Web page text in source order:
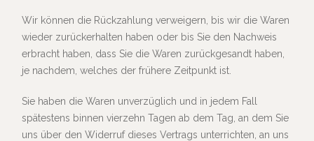
Wir können die Rückzahlung verweigern, bis wir die Waren
wieder zurückerhalten haben oder bis Sie den Nachweis
erbracht haben, dass Sie die Waren zurückgesandt haben,
je nachdem, welches der frühere Zeitpunkt ist.
Sie haben die Waren unverzüglich und in jedem Fall
spätestens binnen vierzehn Tagen ab dem Tag, an dem Sie
uns über den Widerruf dieses Vertrags unterrichten, an uns